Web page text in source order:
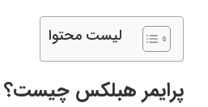
لیست محتوا
پرایمر هبلکس چیست؟